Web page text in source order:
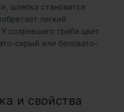
шляпка становится
легкий
созревшего гриба цвет
серый или беловато-
и свойства